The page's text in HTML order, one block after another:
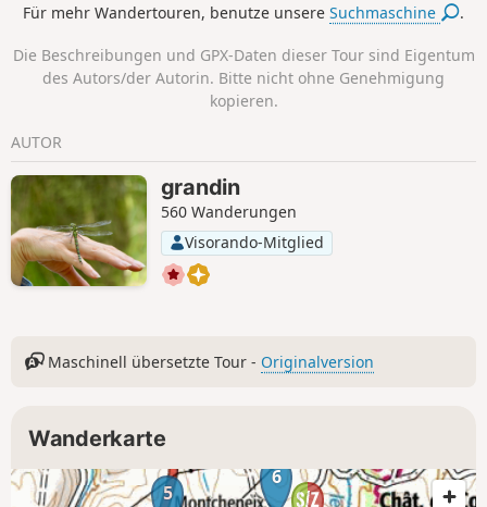
Für mehr Wandertouren, benutze unsereSuchmaschine .
Die Beschreibungen und GPX-Daten dieser Tour sind Eigentum
des Autors/der Autorin. Bitte nicht ohne Genehmigung
kopieren.
AUTOR
grandin
560 Wanderungen
Visorando-Mitglied
Maschinell übersetzte Tour - Originalversion
Wanderkarte
5
6